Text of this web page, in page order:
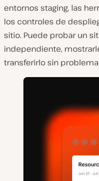
entornos staging, las
los controles de
sitio. Puede probar un
independiente,
transferirlo sin